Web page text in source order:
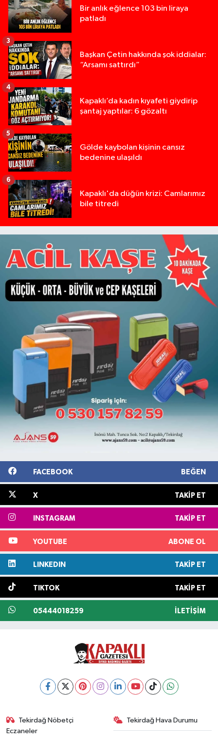
Bir anlık eğlence 103 bin liraya
patladı
Başkan Çetin hakkında şok iddialar:
“Arsamı sattırdı”
3
Kapaklı’da kadın kıyafeti giydirip
şantaj yaptılar: 6 gözaltı
4
Gölde kaybolan kişinin cansız
bedenine ulaşıldı
5
Kapaklı'da düğün krizi: Camlarımız
bile titredi
6
FACEBOOK BEĞEN
X TAKIP ET
INSTAGRAM TAKIP ET
YOUTUBE ABONE OL
LINKEDIN TAKIP ET
TIKTOK TAKIP ET
05444018259 İLETIŞIM
Tekirdağ Nöbetçi
Eczaneler
Tekirdağ Hava Durumu